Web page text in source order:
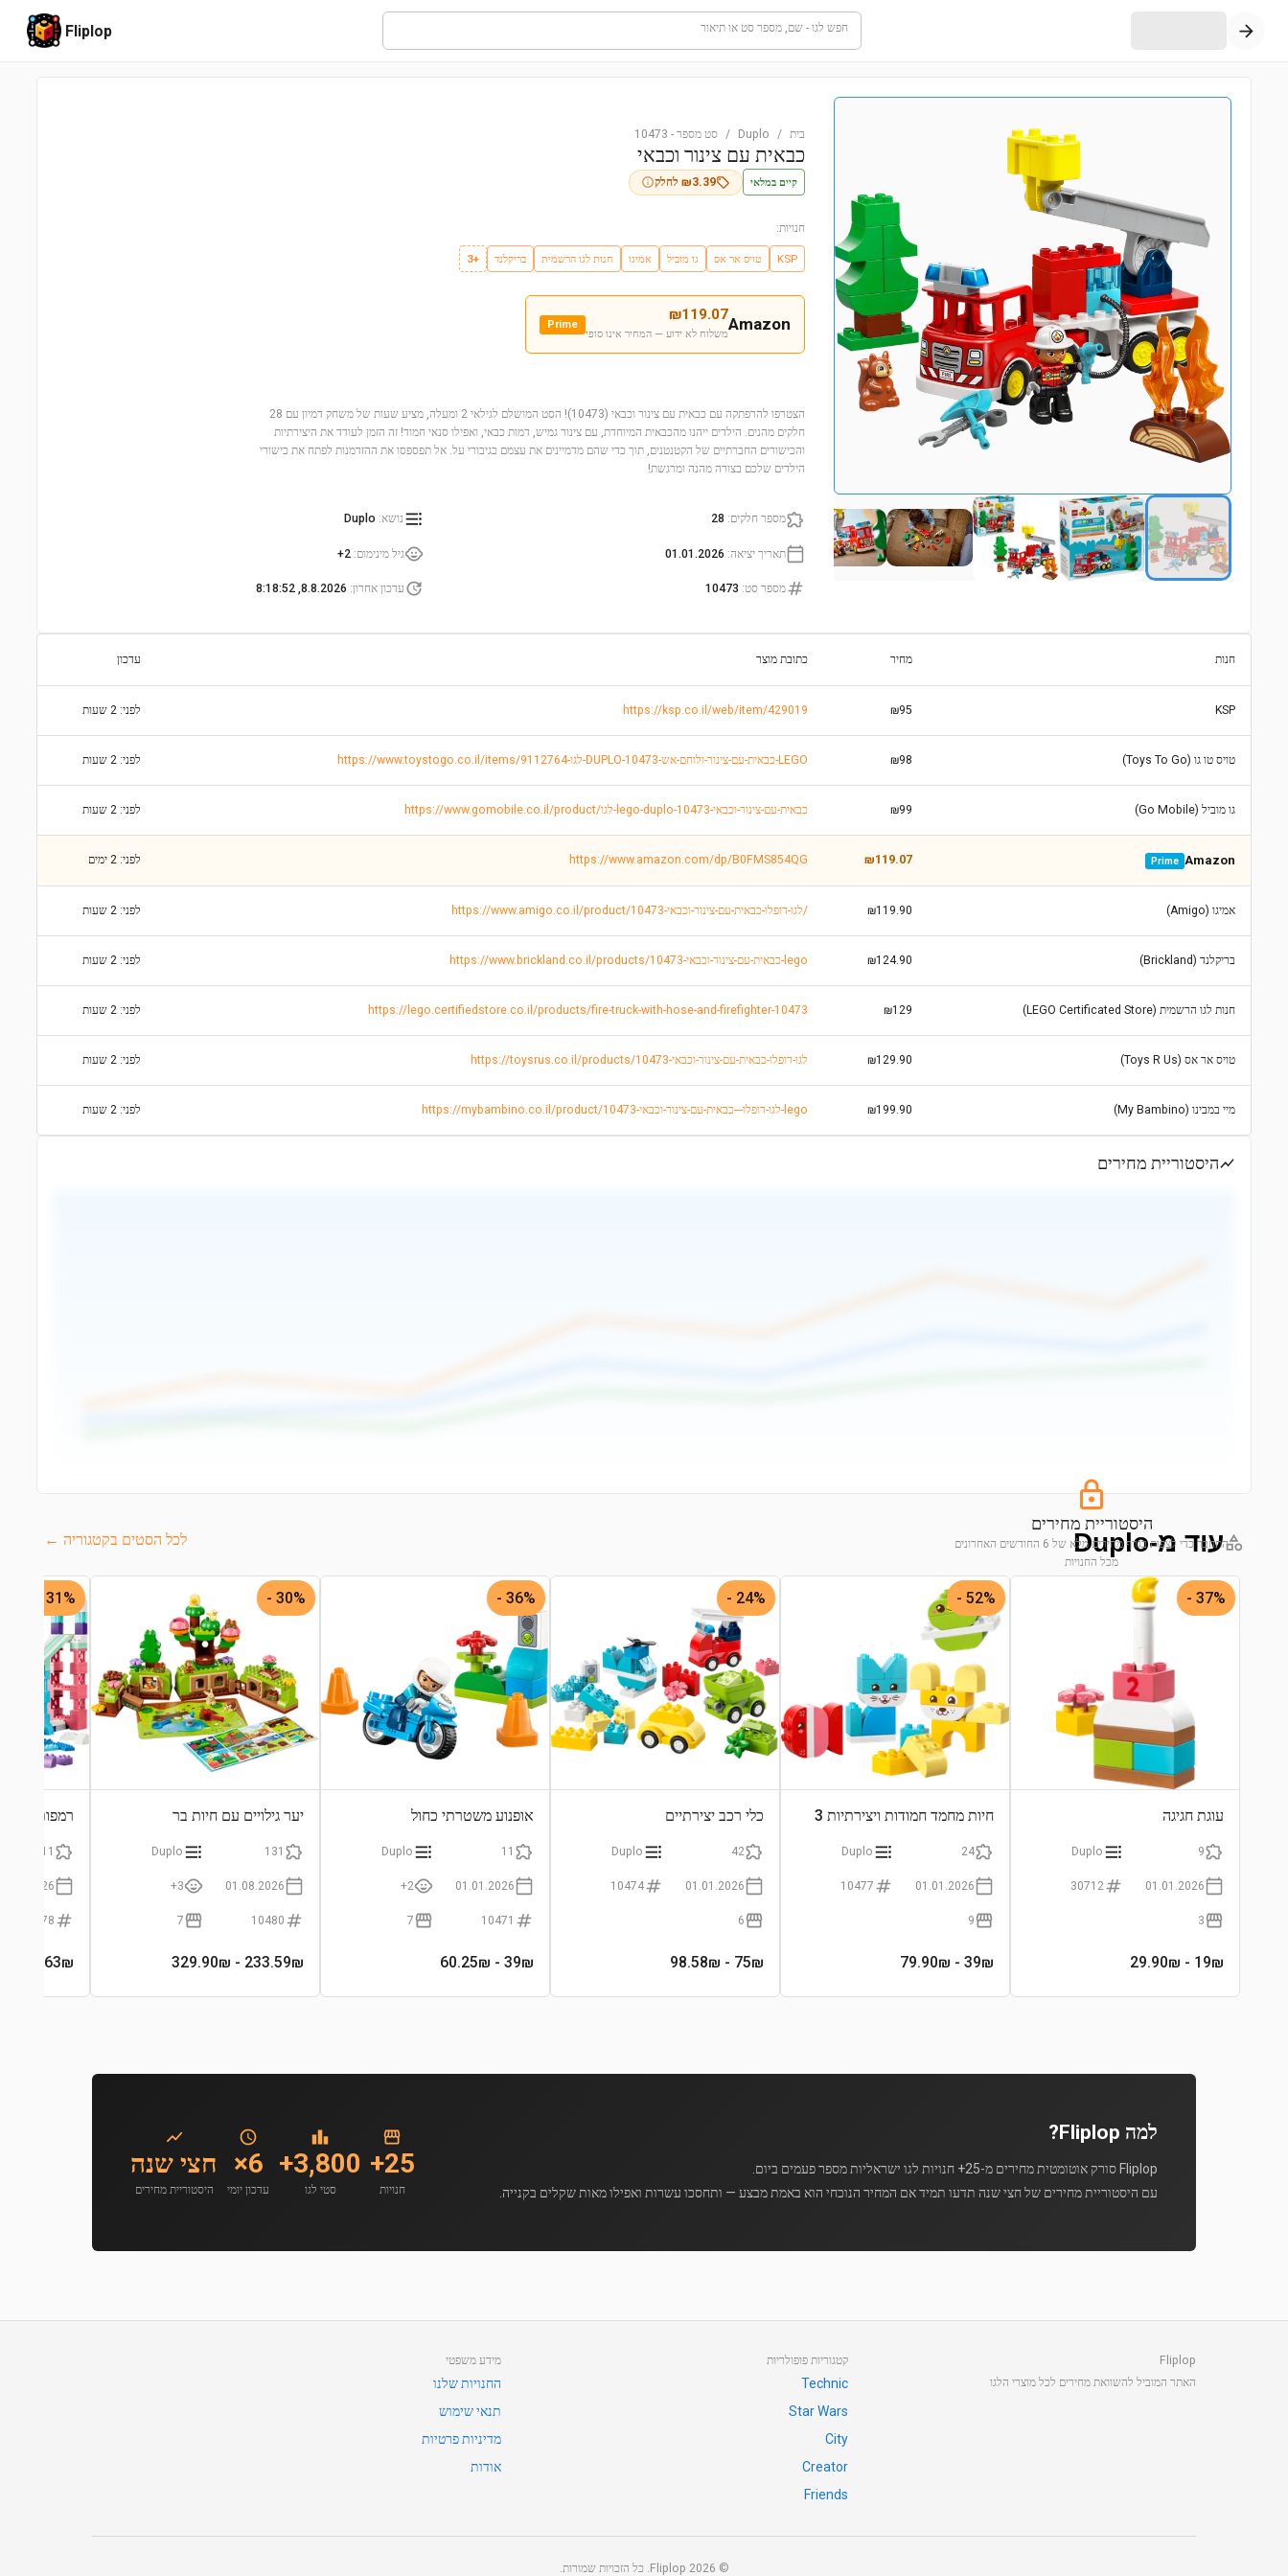
חפש לגו - שם, מספר סט או תיאור Fliplop
בית /
Duplo
/ סט מספר -
10473
כבאית עם צינור וכבאי
קיים במלאי ₪3.39 לחלק
חנויות:
KSP טויס אר אס גו מוביל אמיגו חנות לגו הרשמית בריקלנד +3
Amazon
₪119.07
משלוח לא ידוע — המחיר אינו סופי
Prime
הצטרפו להרפתקה עם כבאית עם צינור וכבאי (10473)! הסט המושלם לגילאי 2 ומעלה, מציע שעות של משחק דמיון עם 28
חלקים מהנים. הילדים ייהנו מהכבאית המיוחדת, עם צינור גמיש, דמות כבאי, ואפילו סנאי חמוד! זה הזמן לעודד את היצירתיות
והכישורים החברתיים של הקטנטנים, תוך כדי שהם מדמיינים את עצמם כגיבורי על. אל תפספסו את ההזדמנות לפתח את כישורי
הילדים שלכם בצורה מהנה ומרגשת!
מספר חלקים:
28 נושא:
Duplo
תאריך יציאה:
01.01.2026 גיל מינימום:
2+
מספר סט:
10473 עדכון אחרון:
8.8.2026, 8:18:52
חנות מחיר כתובת מוצר עדכון
KSP
₪95
https://ksp.co.il/web/item/429019 לפני: 2 שעות
טויס טו גו (Toys To Go) ₪98 https://www.toystogo.co.il/items/9112764-לגו-DUPLO-כבאית-עם-צינור-ולוחם-אש-10473-LEGO לפני: 2 שעות
גו מוביל (Go Mobile) ₪99 https://www.gomobile.co.il/product/לגו-lego-duplo-כבאית-עם-צינור-וכבאי-10473 לפני: 2 שעות
Amazon
Prime
₪119.07
https://www.amazon.com/dp/B0FMS854QG לפני: 2 ימים
אמיגו (Amigo) ₪119.90 https://www.amigo.co.il/product/לגו-דופלו-כבאית-עם-צינור-וכבאי-10473/ לפני: 2 שעות
בריקלנד (Brickland) ₪124.90 https://www.brickland.co.il/products/כבאית-עם-צינור-וכבאי-10473-lego לפני: 2 שעות
חנות לגו הרשמית (LEGO Certificated Store) ₪129
https://lego.certifiedstore.co.il/products/fire-truck-with-hose-and-firefighter-10473 לפני: 2 שעות
טויס אר אס (Toys R Us) ₪129.90 https://toysrus.co.il/products/לגו-דופלו-כבאית-עם-צינור-וכבאי-10473 לפני: 2 שעות
מיי במבינו (My Bambino) ₪199.90 https://mybambino.co.il/product/לגו-דופלו---כבאית-עם-צינור-וכבאי-10473-lego לפני: 2 שעות
היסטוריית מחירים
היסטוריית מחירים
התחבר כדי לצפות בגרף מחירים מלא של 6 החודשים האחרונים
מכל החנויות
עוד מ-Duplo לכל הסטים בקטגוריה ←
37% -
עוגת חגיגה
9
Duplo
01.01.2026
30712
3
19₪
- 29.90₪
52% -
חיות מחמד חמודות ויצירתיות 3
24
Duplo
01.01.2026
10477
9
39₪
- 79.90₪
24% -
כלי רכב יצירתיים
42
Duplo
01.01.2026
10474
6
75₪
- 98.58₪
36% -
אופנוע משטרתי כחול
11
Duplo
01.01.2026
2+
10471
7
39₪
- 60.25₪
30% -
יער גילויים עם חיות בר
131
Duplo
01.08.2026
3+
10480
7
233.59₪
- 329.90₪
31% -
רמפות יצירתיות 3 ב-1
111
10478
207.63₪
למה Fliplop?
Fliplop סורק אוטומטית מחירים מ-25+ חנויות לגו ישראליות מספר פעמים ביום.
עם היסטוריית מחירים של חצי שנה תדעו תמיד אם המחיר הנוכחי הוא באמת מבצע — ותחסכו עשרות ואפילו מאות שקלים בקנייה.
25+
חנויות
3,800+
סטי לגו
6×
עדכון יומי
חצי שנה
היסטוריית מחירים
Fliplop
האתר המוביל להשוואת מחירים לכל מוצרי הלגו
קטגוריות פופולריות
Technic
Star Wars
City
Creator
Friends
מידע משפטי
החנויות שלנו
תנאי שימוש
מדיניות פרטיות
אודות
©
2026